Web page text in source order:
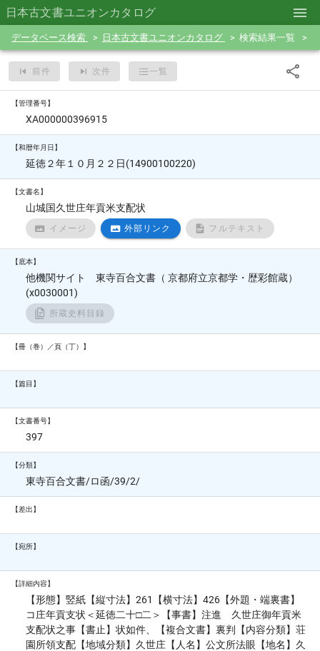
日本古文書ユニオンカタログ
データベース検索 日本古文書ユニオンカタログ 検索結果一覧
前件 次件 一覧
【管理番号】
XA000000396915
【和暦年月日】
延徳２年１０月２２日(14900100220)
【文書名】
山城国久世庄年貢米支配状
イメージ 外部リンク フルテキスト
【底本】
他機関サイト 東寺百合文書（ 京都府立京都学・歴彩館蔵）
(x0030001)
所蔵史料目録
【冊（巻）／頁（丁）】
【篇目】
【文書番号】
397
【分類】
東寺百合文書/ロ函/39/2/
【差出】
【宛所】
【詳細内容】
【形態】竪紙【縦寸法】261【横寸法】426【外題・端裏書】
コ庄年貢支状＜延徳二十□二＞【事書】注進 久世庄御年貢米
支配状之事【書止】状如件、【複合文書】裏判【内容分類】荘
園所領支配【地域分類】久世庄【人名】公文所法眼【地名】久